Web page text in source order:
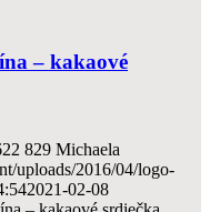
– kakaové
829 Michaela
uploads/2016/04/logo-
2021-02-08